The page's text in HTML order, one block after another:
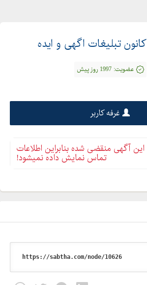
کانون تبلیغات اگهی و ایده
عضویت: 1997 روز پیش
غرفه کاربر
این آگهی منقضی شده بنابراین اطلاعات
تماس نمایش داده نمیشود!